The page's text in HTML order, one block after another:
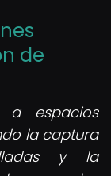
de
espacios
la captura
y la